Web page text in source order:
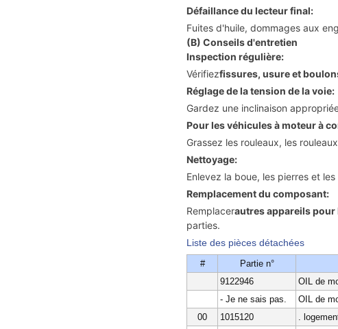
Défaillance du lecteur final:
Fuites d'huile, dommages aux
(B) Conseils d'entretien
Inspection régulière:
Vérifiezfissures, usure et
Réglage de la tension de la voie:
Gardez une inclinaison
Pour les véhicules à moteur à
Grassez les rouleaux, les
Nettoyage:
Enlevez la boue, les pierres et
Remplacement du composant:
Remplacerautres appareils
parties.
Liste des pièces détachées
# Partie n°
9122946
OIL de
- Je ne sais pas.
OIL de
00
1015120 .